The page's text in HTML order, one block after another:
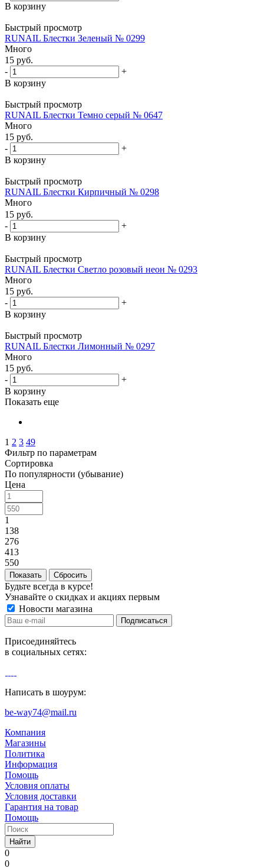
В корзину
Быстрый просмотр
RUNAIL Блестки Зеленый № 0299
Много
15 руб.
-
+
В корзину
Быстрый просмотр
RUNAIL Блестки Темно серый № 0647
Много
15 руб.
-
+
В корзину
Быстрый просмотр
RUNAIL Блестки Кирпичный № 0298
Много
15 руб.
-
+
В корзину
Быстрый просмотр
RUNAIL Блестки Светло розовый неон № 0293
Много
15 руб.
-
+
В корзину
Быстрый просмотр
RUNAIL Блестки Лимонный № 0297
Много
15 руб.
-
+
В корзину
Показать еще
1 2 3 49
Фильтр по параметрам
Сортировка
По популярности (убывание)
Цена
1
138
276
413
550
Сбросить
Будьте всегда в курсе!
Узнавайте о скидках и акциях первым
Новости магазина
Присоединяйтесь
в социальных сетях:
Написать в шоурум:
be-way74@mail.ru
Компания
Магазины
Политика
Информация
Помощь
Условия оплаты
Условия доставки
Гарантия на товар
Помощь
Найти
0
0